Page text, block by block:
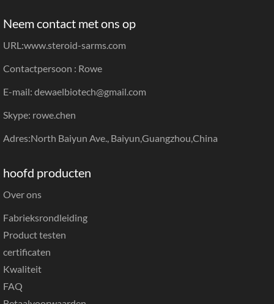
Neem contact met ons op
URL:www.steroid-sarms.com
Contactpersoon : Rowe
E-mail: dewaelbiotech@gmail.com
Skype: rowe.chen
Adres:North Baiyun Ave., Baiyun,Guangzhou,China
hoofd producten
Over ons
Fabrieksrondleiding
Product testen
certificaten
Kwaliteit
FAQ